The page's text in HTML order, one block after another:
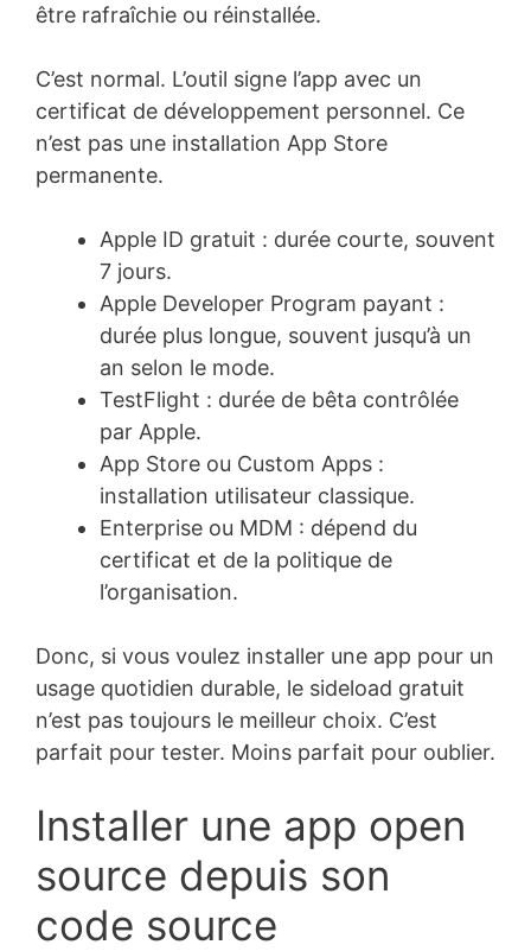
être rafraîchie ou réinstallée.
C’est normal. L’outil signe l’app avec un
certificat de développement personnel. Ce
n’est pas une installation App Store
permanente.
Apple ID gratuit : durée courte, souvent
7 jours.
Apple Developer Program payant :
durée plus longue, souvent jusqu’à un
an selon le mode.
TestFlight : durée de bêta contrôlée
par Apple.
App Store ou Custom Apps :
installation utilisateur classique.
Enterprise ou MDM : dépend du
certificat et de la politique de
l’organisation.
Donc, si vous voulez installer une app pour un
usage quotidien durable, le sideload gratuit
n’est pas toujours le meilleur choix. C’est
parfait pour tester. Moins parfait pour oublier.
Installer une app open
source depuis son
code source